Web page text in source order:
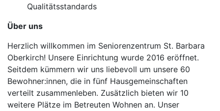
Qualitätsstandards
Über uns
Herzlich willkommen im Seniorenzentrum St. Barbara
Oberkirch! Unsere Einrichtung wurde 2016 eröffnet.
Seitdem kümmern wir uns liebevoll um unsere 60
Bewohner:innen, die in fünf Hausgemeinschaften
verteilt zusammenleben. Zusätzlich bieten wir 10
weitere Plätze im Betreuten Wohnen an. Unser